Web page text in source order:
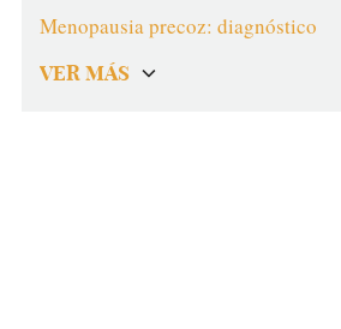
Menopausia precoz: diagnóstico